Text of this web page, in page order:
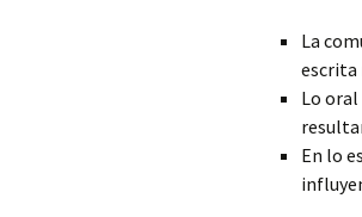
La
escrita
Lo
En lo